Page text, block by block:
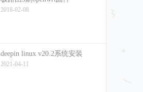
2018-02-08
deepin linux v20.2系统安装
2021-04-11